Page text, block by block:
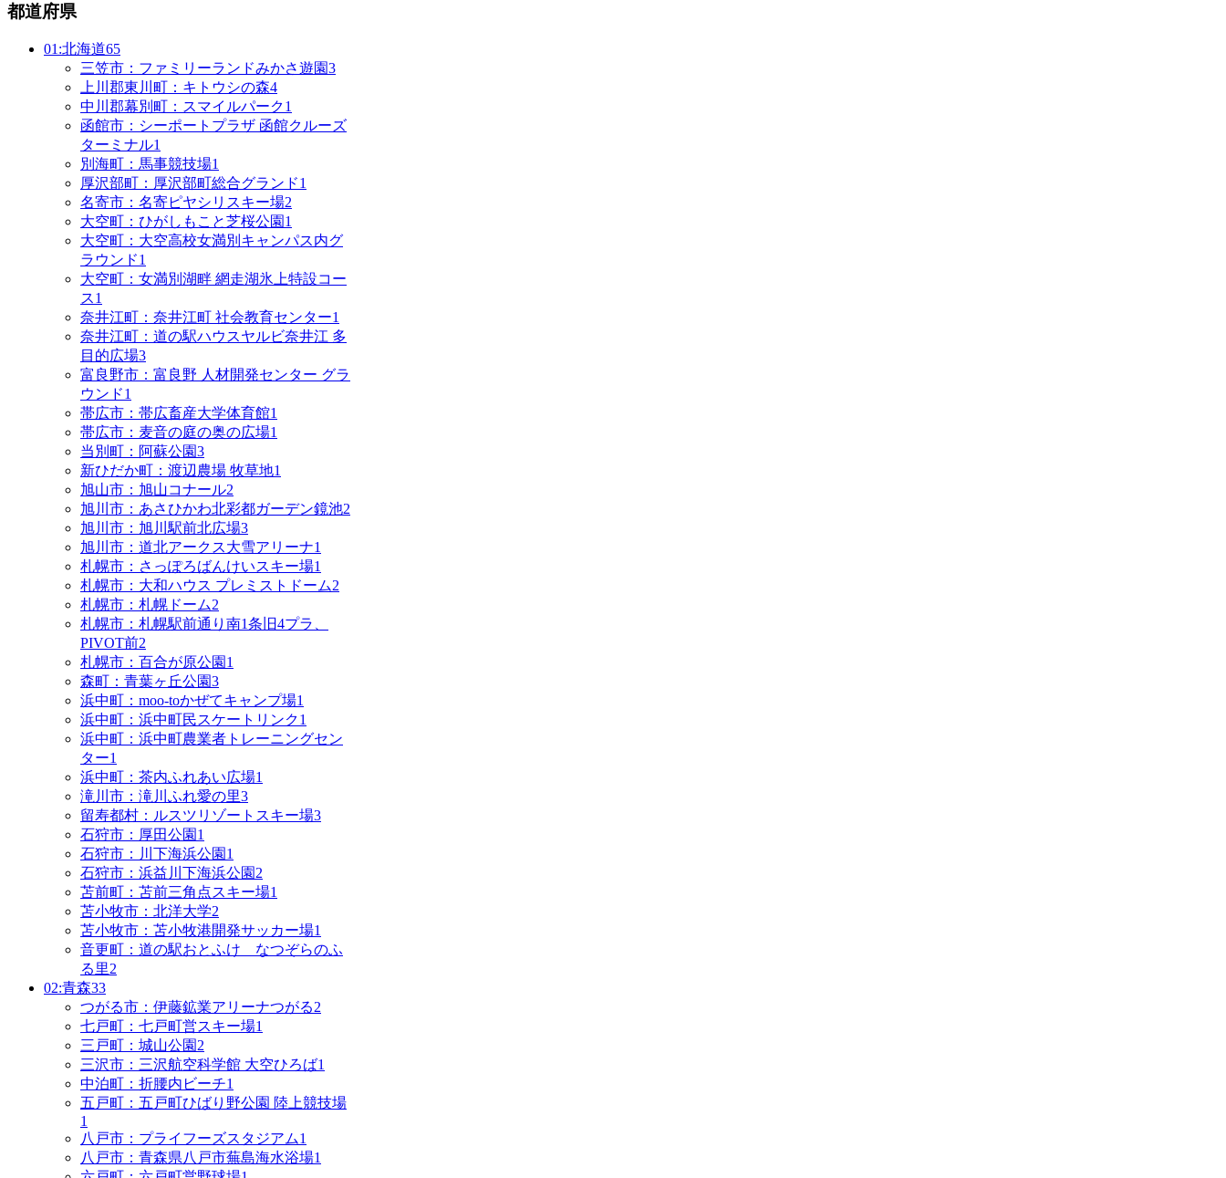
都道府県
01:北海道65
三笠市：ファミリーランドみかさ遊園3
上川郡東川町：キトウシの森4
中川郡幕別町：スマイルパーク1
函館市：シーポートプラザ 函館クルーズ
ターミナル1
別海町：馬事競技場1
厚沢部町：厚沢部町総合グランド1
名寄市：名寄ピヤシリスキー場2
大空町：ひがしもこと芝桜公園 1
大空町：大空高校女満別キャンパス内グ
ラウンド1
大空町：女満別湖畔 網走湖氷上特設コー
ス1
奈井江町：奈井江町 社会教育センター1
奈井江町：道の駅ハウスヤルビ奈井江 多
目的広場3
富良野市：富良野 人材開発センター グラ
ウンド1
帯広市：帯広畜産大学体育館1
帯広市：麦音の庭の奥の広場1
当別町：阿蘇公園3
新ひだか町：渡辺農場 牧草地1
旭山市：旭山コナール2
旭川市：あさひかわ北彩都ガーデン鏡池2
旭川市：旭川駅前北広場3
旭川市：道北アークス大雪アリーナ1
札幌市：さっぽろばんけいスキー場1
札幌市：大和ハウス プレミストドーム2
札幌市：札幌ドーム2
札幌市：札幌駅前通り南1条旧4プラ、
PIVOT前2
札幌市：百合が原公園 1
森町：青葉ヶ丘公園3
浜中町：moo-toかぜてキャンプ場1
浜中町：浜中町民スケートリンク1
浜中町：浜中町農業者トレーニングセン
ター1
浜中町：茶内ふれあい広場1
滝川市：滝川ふれ愛の里3
留寿都村：ルスツリゾートスキー場3
石狩市：厚田公園 1
石狩市：川下海浜公園 1
石狩市：浜益川下海浜公園 2
苫前町：苫前三角点スキー場1
苫小牧市：北洋大学2
苫小牧市：苫小牧港開発サッカー場1
音更町：道の駅おとふけ なつぞらのふ
る里2
02:青森33
つがる市：伊藤鉱業アリーナつがる2
七戸町：七戸町営スキー場1
三戸町：城山公園 2
三沢市：三沢航空科学館 大空ひろば1
中泊町：折腰内ビーチ1
五戸町：五戸町ひばり野公園 陸上競技場
1
八戸市：プライフーズスタジアム1
八戸市：青森県八戸市蕪島海水浴場1